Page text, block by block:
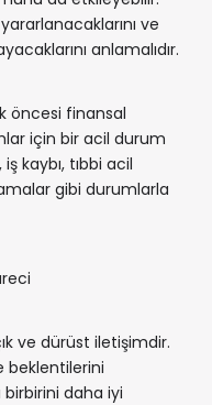
ve
anlamalıdır.
öncesi finansal
için bir acil durum
kaybı, tıbbi acil
gibi durumlarla
ve dürüst iletişimdir.
beklentilerini
birbirini daha iyi